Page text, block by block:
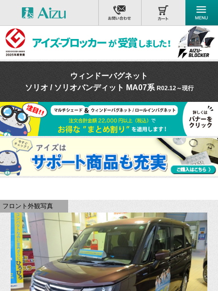
ウィンドーバグネット
ソリオ / ソリオバンディット MA07系 R02.12～現行
フロント外観写真